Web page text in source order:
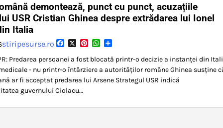
demontează, punct cu punct, acuzațiile
USR Cristian Ghinea despre extrădarea lui Ionel
Italia
stiripesurse.ro Facebook
X Pinterest
WhatsApp
Partajează
Predarea persoanei a fost blocată printr-o decizie a instanței din
- nu printr-o întârziere a autorităților române Ghinea susține
ar fi acceptat predarea lui Arsene Strategul USR indică
guvernului Ciolacu…